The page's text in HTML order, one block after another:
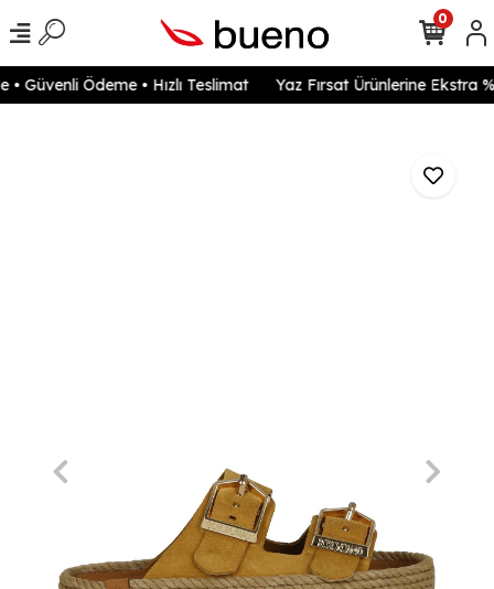
Güvenli Ödeme • Hızlı Teslimat Yaz Fırsat Ürünlerine Ekstra
0